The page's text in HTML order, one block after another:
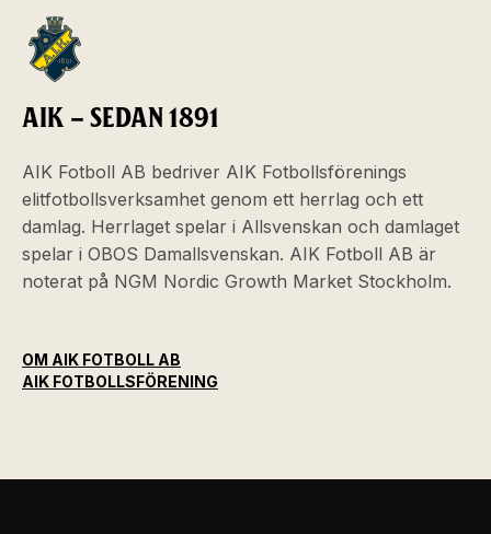
AIK – SEDAN 1891
AIK Fotboll AB bedriver AIK Fotbollsförenings
elitfotbollsverksamhet genom ett herrlag och ett
damlag. Herrlaget spelar i Allsvenskan och damlaget
spelar i OBOS Damallsvenskan. AIK Fotboll AB är
noterat på NGM Nordic Growth Market Stockholm.
OM AIK FOTBOLL AB
AIK FOTBOLLSFÖRENING